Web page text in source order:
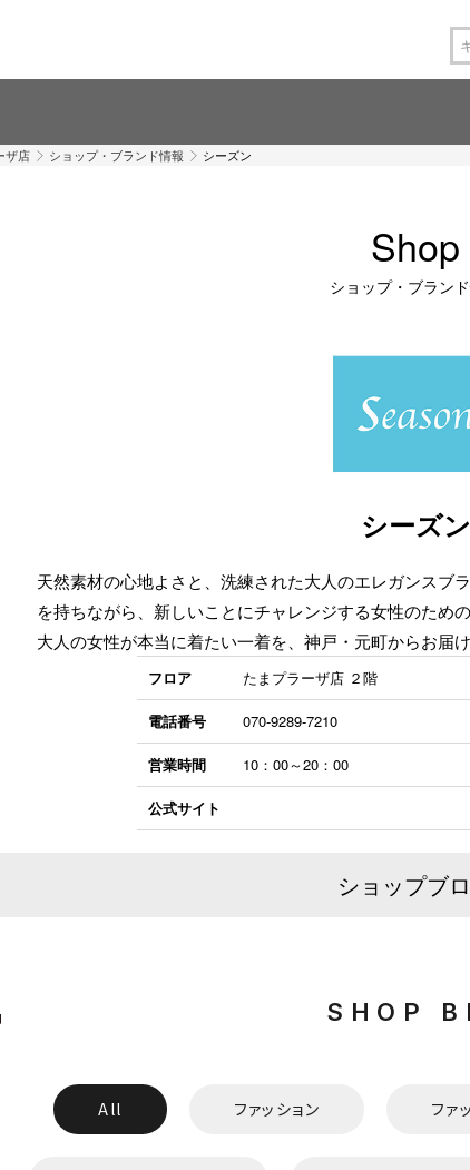
ザ店 ショップ・ブランド情報 シーズン
Shop
ショップ・ブラン
シーズン
天然素材の心地よさと、洗練された大人のエレガンスブ
を持ちながら、新しいことにチャレンジする女性のため
大人の女性が本当に着たい一着を、神戸・元町からお届け
フロア たまプラーザ店 ２階
電話番号 070-9289-7210
営業時間 10：00～20：00
公式サイト
ショップブ